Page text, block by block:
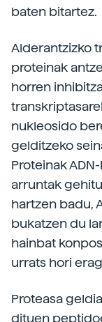
baten bitartez.
Alderantzizko
proteinak
horren
nukleosido
gelditzeko
Proteinak
arruntak
hartzen badu,
bukatzen du
hainbat
urrats hori
Proteasa
dituen